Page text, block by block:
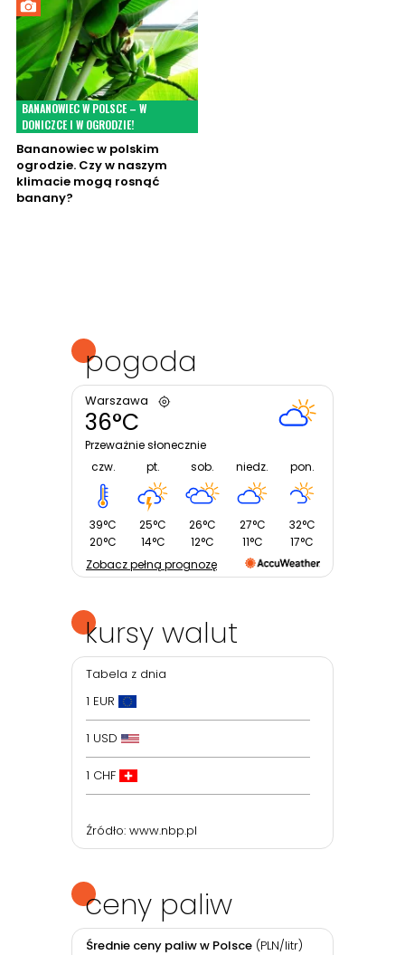
BANANOWIEC W POLSCE – W
DONICZCE I W OGRODZIE!
Bananowiec w polskim
ogrodzie. Czy w naszym
klimacie mogą rosnąć
banany?
pogoda
Warszawa
36°C
Przeważnie słonecznie
czw.
39°C
20°C
pt.
25°C
14°C
sob.
26°C
12°C
niedz.
27°C
11°C
pon.
32°C
17°C
Zobacz pełną prognozę
ceny paliw
Średnie ceny paliw w Polsce (PLN/litr)
kursy walut
Tabela z dnia
1 EUR
1 USD
1 CHF
Źródło: www.nbp.pl